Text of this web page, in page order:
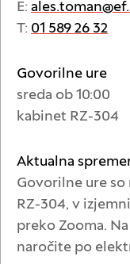
E:
T: 01 589 26 32
Govorilne ure
sreda ob 10:00
kabinet RZ-304
Aktualna
Govorilne ure so
RZ-304, v
preko Zooma.
naročite po